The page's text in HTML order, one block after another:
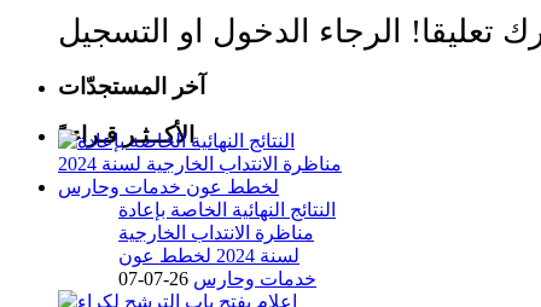
آخر المستجدّات
الأكــثـر قـراءةً
النتائج النهائية الخاصة بإعادة
مناظرة الانتداب الخارجية
لسنة 2024 لخطط عون
خدمات وحارس 26-07-07